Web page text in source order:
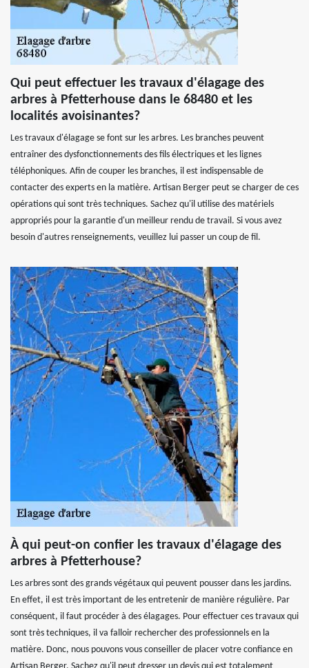
Qui peut effectuer les travaux d'élagage des
arbres à Pfetterhouse dans le 68480 et les
localités avoisinantes?
Les travaux d'élagage se font sur les arbres. Les branches peuvent
entraîner des dysfonctionnements des fils électriques et les lignes
téléphoniques. Afin de couper les branches, il est indispensable de
contacter des experts en la matière. Artisan Berger peut se charger de ces
opérations qui sont très techniques. Sachez qu'il utilise des matériels
appropriés pour la garantie d'un meilleur rendu de travail. Si vous avez
besoin d'autres renseignements, veuillez lui passer un coup de fil.
À qui peut-on confier les travaux d'élagage des
arbres à Pfetterhouse?
Les arbres sont des grands végétaux qui peuvent pousser dans les jardins.
En effet, il est très important de les entretenir de manière régulière. Par
conséquent, il faut procéder à des élagages. Pour effectuer ces travaux qui
sont très techniques, il va falloir rechercher des professionnels en la
matière. Donc, nous pouvons vous conseiller de placer votre confiance en